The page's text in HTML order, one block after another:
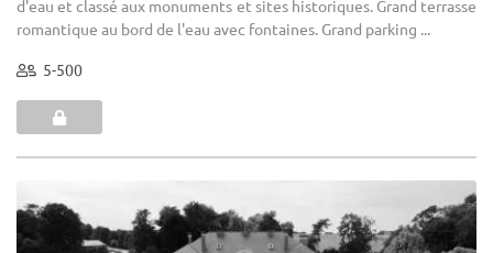
d'eau et classé aux monuments et sites historiques. Grand terrasse
romantique au bord de l'eau avec fontaines. Grand parking ...
5-500